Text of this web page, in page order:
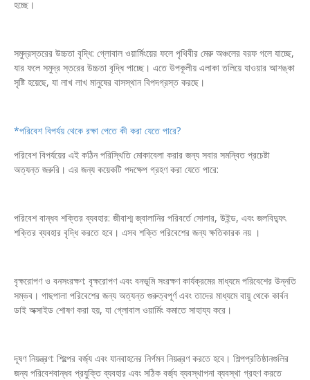
হচ্ছে।
সমুদ্রস্তরের উচ্চতা বৃদ্ধি: গ্লোবাল ওয়ার্মিংয়ের ফলে পৃথিবীর মেরু অঞ্চলের বরফ গলে যাচ্ছে,
যার ফলে সমুদ্র স্তরের উচ্চতা বৃদ্ধি পাচ্ছে। এতে উপকূলীয় এলাকা তলিয়ে যাওয়ার আশঙ্কা
সৃষ্টি হয়েছে, যা লাখ লাখ মানুষের বাসস্থান বিপদগ্রস্ত করছে।
*পরিবেশ বিপর্যয় থেকে রক্ষা পেতে কী করা যেতে পারে?
পরিবেশ বিপর্যয়ের এই কঠিন পরিস্থিতি মোকাবেলা করার জন্য সবার সমন্বিত প্রচেষ্টা
অত্যন্ত জরুরি। এর জন্য কয়েকটি পদক্ষেপ গ্রহণ করা যেতে পারে:
পরিবেশ বান্ধব শক্তির ব্যবহার: জীবাশ্ম জ্বালানির পরিবর্তে সোলার, উইন্ড, এবং জলবিদ্যুৎ
শক্তির ব্যবহার বৃদ্ধি করতে হবে। এসব শক্তি পরিবেশের জন্য ক্ষতিকারক নয় ।
বৃক্ষরোপণ ও বনসংরক্ষণ: বৃক্ষরোপণ এবং বনভূমি সংরক্ষণ কার্যক্রমের মাধ্যমে পরিবেশের উন্নতি
সম্ভব। গাছপালা পরিবেশের জন্য অত্যন্ত গুরুত্বপূর্ণ এবং তাদের মাধ্যমে বায়ু থেকে কার্বন
ডাই অক্সাইড শোষণ করা হয়, যা গ্লোবাল ওয়ার্মিং কমাতে সাহায্য করে।
দূষণ নিয়ন্ত্রণ: শিল্পের বর্জ্য এবং যানবাহনের নির্গমন নিয়ন্ত্রণ করতে হবে। শিল্পপ্রতিষ্ঠানগুলির
জন্য পরিবেশবান্ধব প্রযুক্তি ব্যবহার এবং সঠিক বর্জ্য ব্যবস্থাপনা ব্যবস্থা গ্রহণ করতে